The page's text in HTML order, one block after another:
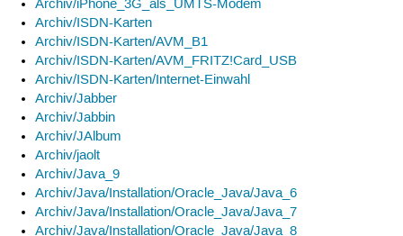
Archiv/iPhone_3G_als_UMTS-Modem
Archiv/ISDN-Karten
Archiv/ISDN-Karten/AVM_B1
Archiv/ISDN-Karten/AVM_FRITZ!Card_USB
Archiv/ISDN-Karten/Internet-Einwahl
Archiv/Jabber
Archiv/Jabbin
Archiv/JAlbum
Archiv/jaolt
Archiv/Java_9
Archiv/Java/Installation/Oracle_Java/Java_6
Archiv/Java/Installation/Oracle_Java/Java_7
Archiv/Java/Installation/Oracle_Java/Java_8